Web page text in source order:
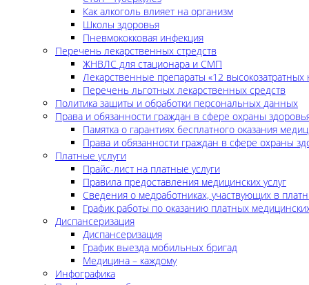
Как алкоголь влияет на организм
Школы здоровья
Пневмококковая инфекция
Перечень лекарственных стредств
ЖНВЛС для стационара и СМП
Лекарственные препараты «12 высокозатратных
Перечень льготных лекарственных средств
Политика защиты и обработки персональных данных
Права и обязанности граждан в сфере охраны
Памятка о гарантиях бесплатного оказания
Права и обязанности граждан в сфере охраны
Платные услуги
Прайс-лист на платные услуги
Правила предоставления медицинских услуг
Сведения о медработниках, участвующих в
График работы по оказанию платных
Диспансеризация
Диспансеризация
График выезда мобильных бригад
Медицина – каждому
Инфографика